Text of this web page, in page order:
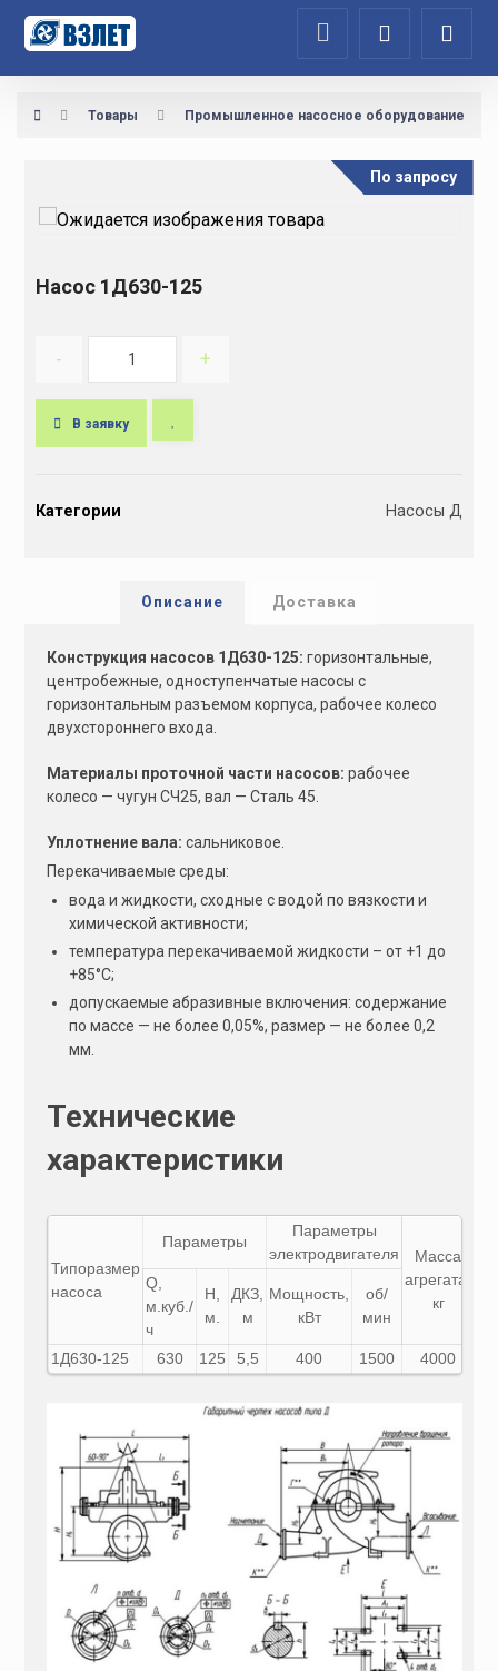
Товары Промышленное насосное оборудование
Насос 1Д630-125
По запросу
- +
В заявку
tКатегории Насосы Д
Описание Доставка
Конструкция насосов 1Д630-125:горизонтальные,
центробежные, одноступен­чатые насосы с
горизонтальным разъемом корпуса, рабочее колесо
двухстороннего входа.
Материалы проточной части насосов: рабочее
колесо — чугун СЧ25, вал — Сталь 45.
Уплотнение вала: сальниковое.
Перекачиваемые среды:
вода и жидкости, сходные с водой по вязкости и
химической активности;
температура перекачиваемой жидкости – от +1 до
+85°С;
допускаемые абразивные включения: содержание
по массе — не более 0,05%, размер — не более 0,2
мм.
Технические
характеристики
Типоразмер
насоса
Параметры
Параметры
электродвигателя
Масса
агрегата,
кг
Q,
м.куб./
ч
H,
м.
ДКЗ,
м
Мощность,
кВт
об/
мин
1Д630-125 630 125 5,5 400 1500 4000